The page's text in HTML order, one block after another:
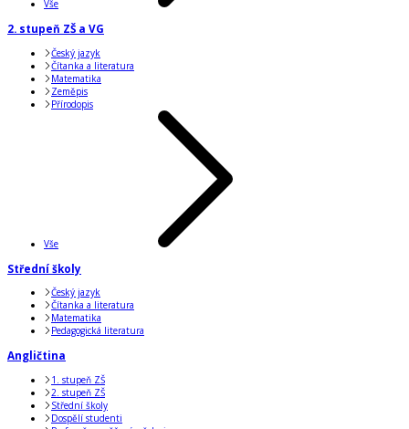
Vše
2. stupeň ZŠ a VG
Český jazyk
Čítanka a literatura
Matematika
Zeměpis
Přírodopis
Vše
Střední školy
Český jazyk
Čítanka a literatura
Matematika
Pedagogická literatura
Angličtina
1. stupeň ZŠ
2. stupeň ZŠ
Střední školy
Dospělí studenti